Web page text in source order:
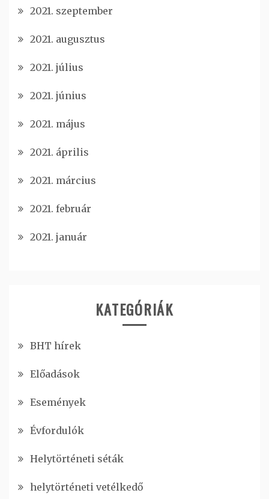
2021. szeptember
2021. augusztus
2021. július
2021. június
2021. május
2021. április
2021. március
2021. február
2021. január
KATEGÓRIÁK
BHT hírek
Előadások
Események
Évfordulók
Helytörténeti séták
helytörténeti vetélkedő